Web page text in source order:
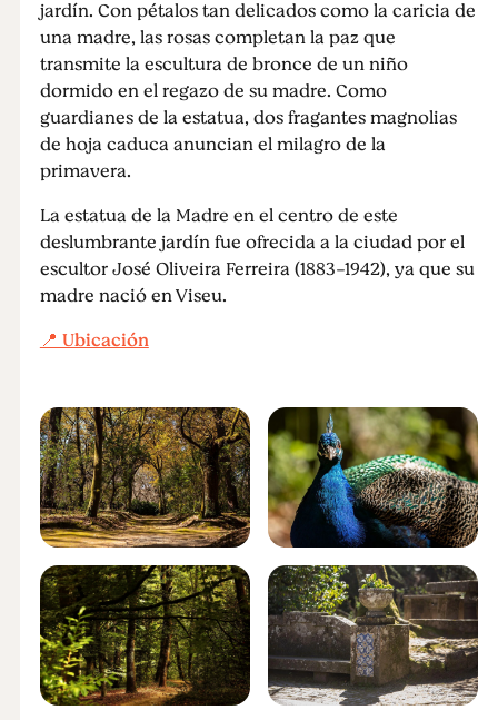
jardín. Con pétalos tan delicados como la caricia de
una madre, las rosas completan la paz que
transmite la escultura de bronce de un niño
dormido en el regazo de su madre. Como
guardianes de la estatua, dos fragantes magnolias
de hoja caduca anuncian el milagro de la
primavera.
La estatua de la Madre en el centro de este
deslumbrante jardín fue ofrecida a la ciudad por el
escultor José Oliveira Ferreira (1883-1942), ya que su
madre nació en Viseu.
📍 Ubicación